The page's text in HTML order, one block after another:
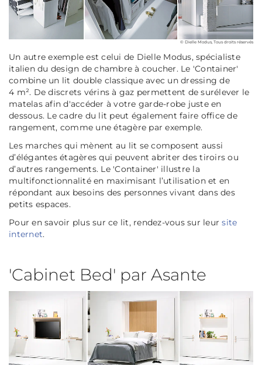
© Dielle Modus, Tous droits réservés
Un autre exemple est celui de Dielle Modus, spécialiste
italien du design de chambre à coucher. Le 'Container'
combine un lit double classique avec un dressing de
4 m². De discrets vérins à gaz permettent de surélever le
matelas afin d'accéder à votre garde-robe juste en
dessous. Le cadre du lit peut également faire office de
rangement, comme une étagère par exemple.
Les marches qui mènent au lit se composent aussi
d’élégantes étagères qui peuvent abriter des tiroirs ou
d’autres rangements. Le 'Container' illustre la
multifonctionnalité en maximisant l’utilisation et en
répondant aux besoins des personnes vivant dans des
petits espaces.
Pour en savoir plus sur ce lit, rendez-vous sur leursite
internet.
'Cabinet Bed' par Asante